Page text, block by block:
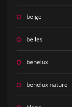
belge
belles
benelux
benelux nature